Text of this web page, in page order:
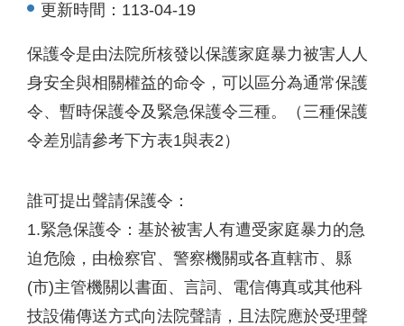
更新時間： 113-04-19
保護令是由法院所核發以保護家庭暴力被害人人
身安全與相關權益的命令，可以區分為通常保護
令、暫時保護令及緊急保護令三種。（三種保護
令差別請參考下方表1與表2）
誰可提出聲請保護令：
1.緊急保護令：基於被害人有遭受家庭暴力的急
迫危險，由檢察官、警察機關或各直轄市、縣
(市)主管機關以書面、言詞、電信傳真或其他科
技設備傳送方式向法院聲請，且法院應於受理聲